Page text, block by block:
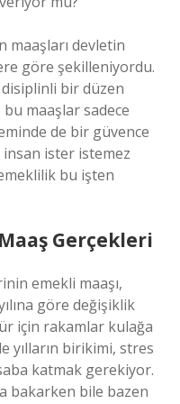
maaşları devletin
göre şekilleniyordu.
bir düzen
bu maaşlar sadece
de bir güvence
ister istemez
bu işten
Gerçekleri
emekli maaşı,
göre değişiklik
için rakamlar kulağa
yılların birikimi, stres
katmak gerekiyor.
bakarken bile bazen